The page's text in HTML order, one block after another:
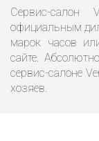
Сервис-
официальным
марок часов
сайте.
сервис-салоне
хозяев.